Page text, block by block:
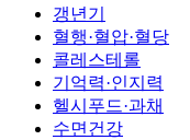
갱년기
혈행·혈압·혈당
콜레스테롤
기억력·인지력
헬시푸드·과채
수면건강